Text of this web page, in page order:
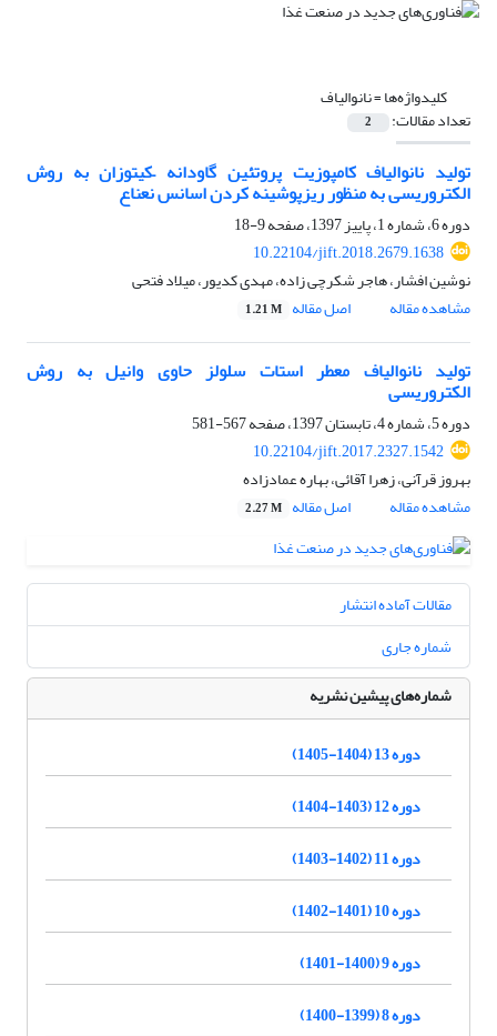
کلیدواژه‌ها =نانوالیاف
تعداد مقالات: 2
تولید نانوالیاف کامپوزیت پروتئین گاودانه –کیتوزان به روش
الکتروریسی به منظور ریزپوشینه کردن اسانس نعناع
دوره 6، شماره 1، پاییز 1397، صفحه
9-18
10.22104/jift.2018.2679.1638
نوشین افشار، هاجر شکرچی زاده، مهدی کدیور، میلاد فتحی
مشاهده مقاله
اصل مقاله 1.21 M
تولید نانوالیاف معطر استات سلولز حاوی وانیل به روش
الکتروریسی
دوره 5، شماره 4، تابستان 1397، صفحه
567-581
10.22104/jift.2017.2327.1542
بهروز قرآنی، زهرا آقائی، بهاره عمادزاده
مشاهده مقاله
اصل مقاله 2.27 M
مقالات آماده انتشار
شماره جاری
شماره‌های پیشین نشریه
دوره 13 (1404-1405)
دوره 12 (1403-1404)
دوره 11 (1402-1403)
دوره 10 (1401-1402)
دوره 9 (1400-1401)
دوره 8 (1399-1400)